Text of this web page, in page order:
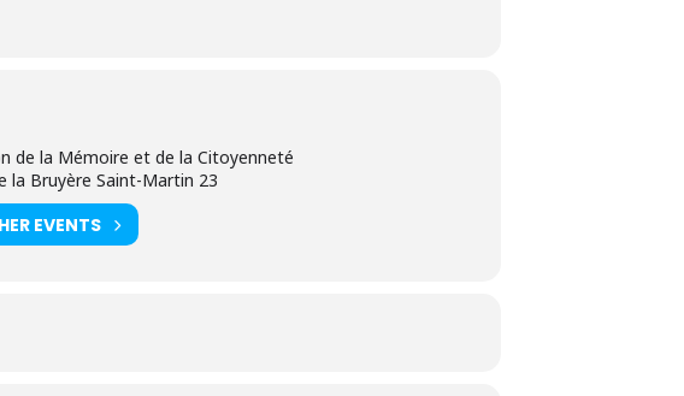
de la Mémoire et de la Citoyenneté
la Bruyère Saint-Martin 23
EVENTS